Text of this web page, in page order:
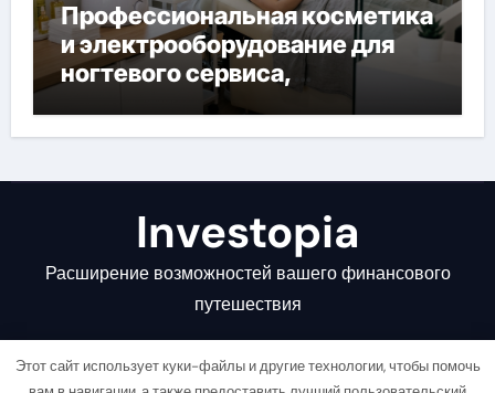
Профессиональная косметика
и электрооборудование для
ногтевого сервиса,
наращивания ресниц и
депиляции
Investopia
Расширение возможностей вашего финансового
путешествия
Этот сайт использует куки-файлы и другие технологии, чтобы помочь